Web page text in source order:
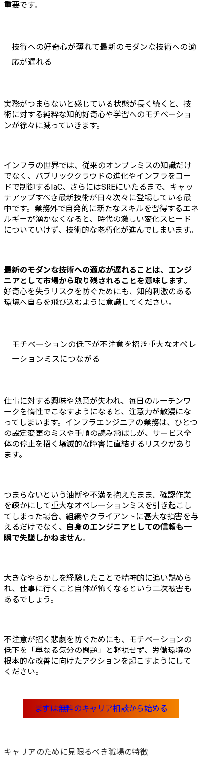
重要です。
技術への好奇心が薄れて最新のモダンな技術への適
応が遅れる
実務がつまらないと感じている状態が長く続くと、技
術に対する純粋な知的好奇心や学習へのモチベーショ
ンが徐々に減っていきます。
インフラの世界では、従来のオンプレミスの知識だけ
でなく、パブリッククラウドの進化やインフラをコー
ドで制御するIaC、さらにはSREにいたるまで、キャッ
チアップすべき最新技術が日々次々に登場している最
中です。業務外で自発的に新たなスキルを習得するエネ
ルギーが湧かなくなると、時代の激しい変化スピード
についていけず、技術的な老朽化が進んでしまいます。
最新のモダンな技術への適応が遅れることは、エンジ
ニアとして市場から取り残されることを意味します。
好奇心を失うリスクを防ぐためにも、知的刺激のある
環境へ自らを飛び込むように意識してください。
モチベーションの低下が不注意を招き重大なオペレ
ーションミスにつながる
仕事に対する興味や熱意が失われ、毎日のルーチンワ
ークを惰性でこなすようになると、注意力が散漫にな
ってしまいます。インフラエンジニアの業務は、ひとつ
の設定変更のミスや手順の読み飛ばしが、サービス全
体の停止を招く壊滅的な障害に直結するリスクがあり
ます。
つまらないという油断や不満を抱えたまま、確認作業
を疎かにして重大なオペレーションミスを引き起こし
てしまった場合、組織やクライアントに甚大な損害を与
えるだけでなく、
自身のエンジニアとしての信頼も一
瞬で失墜しかねません。
大きなやらかしを経験したことで精神的に追い詰めら
れ、仕事に行くこと自体が怖くなるという二次被害も
あるでしょう。
不注意が招く悲劇を防ぐためにも、モチベーションの
低下を「単なる気分の問題」と軽視せず、労働環境の
根本的な改善に向けたアクションを起こすようにして
ください。
キャリアのために見限るべき職場の特徴